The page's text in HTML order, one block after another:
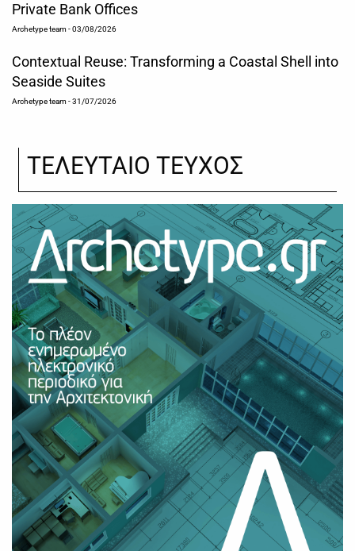
Private Bank Offices
Archetype team- 03/08/2026
Contextual Reuse: Transforming a Coastal Shell into
Seaside Suites
Archetype team- 31/07/2026
ΤΕΛΕΥΤΑΙΟ ΤΕΥΧΟΣ